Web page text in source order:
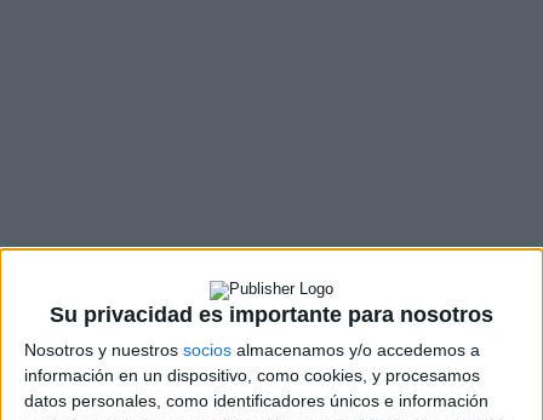
Su privacidad es importante para nosotros
Nosotros y nuestros socios almacenamos y/o accedemos a
información en un dispositivo, como cookies, y procesamos
datos personales, como identificadores únicos e información